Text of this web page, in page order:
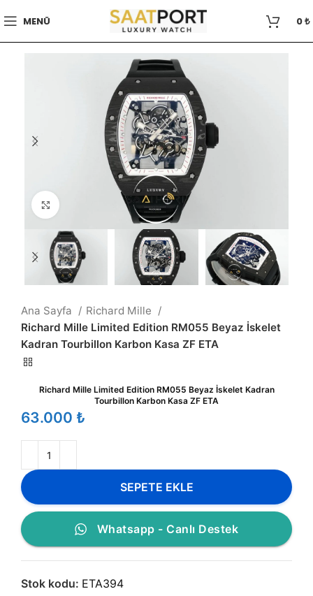
MENÜ 0₺
Büyütmek için tıklayın
Ana Sayfa
Richard Mille
Richard Mille Limited Edition RM055 Beyaz İskelet
Kadran Tourbillon Karbon Kasa ZF ETA
Richard Mille Limited Edition RM055 Beyaz İskelet Kadran
Tourbillon Karbon Kasa ZF ETA
₺
SEPETE EKLE
Whatsapp - Canlı Destek
Stok kodu: ETA394